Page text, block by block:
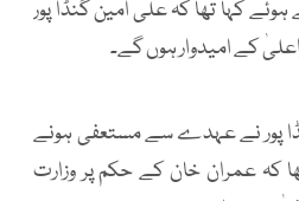
کہا تھا کہ علی امین گنڈا پور
کے امیدوار ہوں گے۔
پور نے عہدے سے مستعفی ہونے
کہ عمران خان کے حکم پر وزارت